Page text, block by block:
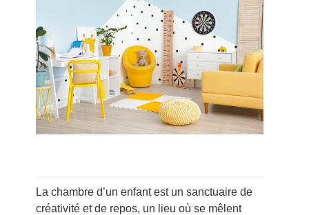
La chambre d’un enfant est un sanctuaire de
créativité et de repos, un lieu où se mêlent